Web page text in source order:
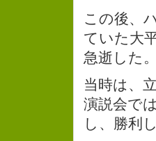
この後、
ていた大
急逝した。
当時は、
演説会で
し、勝利